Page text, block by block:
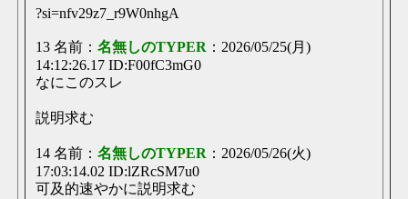
?si=nfv29z7_r9W0nhgA
13 名前： 名無しのTYPER ：2026/05/25(月)
14:12:26.17 ID:F00fC3mG0
なにこのスレ
説明求む
14 名前： 名無しのTYPER ：2026/05/26(火)
17:03:14.02 ID:lZRcSM7u0
可及的速やかに説明求む